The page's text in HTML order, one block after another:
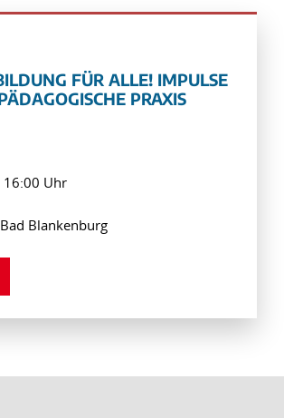
FÜR ALLE! IMPULSE
PRAXIS
16:00 Uhr
Blankenburg